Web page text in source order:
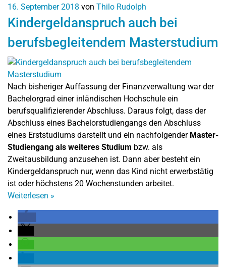
16. September 2018 von Thilo Rudolph
Kindergeldanspruch auch bei
berufsbegleitendem Masterstudium
Nach bisheriger Auffassung der Finanzverwaltung war der
Bachelorgrad einer inländischen Hochschule ein
berufsqualifizierender Abschluss. Daraus folgt, dass der
Abschluss eines Bachelorstudiengangs den Abschluss
eines Erststudiums darstellt und ein nachfolgenderMaster-
Studiengang als weiteres Studium bzw. als
Zweitausbildung anzusehen ist. Dann aber besteht ein
Kindergeldanspruch nur, wenn das Kind nicht erwerbstätig
ist oder höchstens 20 Wochenstunden arbeitet.
Weiterlesen »